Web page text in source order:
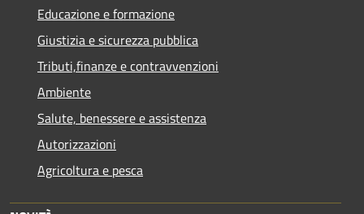
Educazione e formazione
Giustizia e sicurezza pubblica
Tributi,finanze e contravvenzioni
Ambiente
Salute, benessere e assistenza
Autorizzazioni
Agricoltura e pesca